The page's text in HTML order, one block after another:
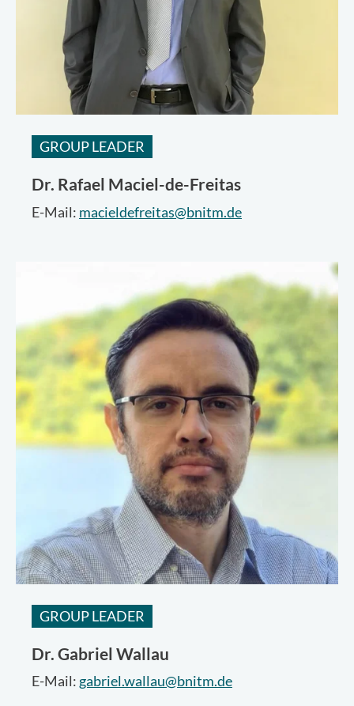
GROUP LEADER
Dr. Rafael Maciel-de-Freitas
E-Mail: macieldefreitas@bnitm.de
GROUP LEADER
Dr. Gabriel Wallau
E-Mail: gabriel.wallau@bnitm.de